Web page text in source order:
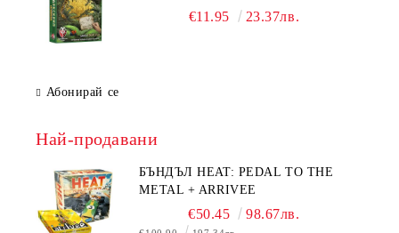
€11.95 23.37лв.
Абонирай се
Най-продавани
БЪНДЪЛ HEAT: PEDAL TO THE
METAL + ARRIVEE
€50.45 98.67лв.